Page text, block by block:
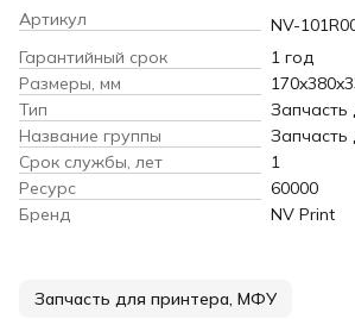
Артикул
NV-
Гарантийный срок
1 год
Размеры, мм
Тип
Название группы
Срок службы, лет
1
Ресурс
60000
Бренд
NV Print
Запчасть для принтера, МФУ